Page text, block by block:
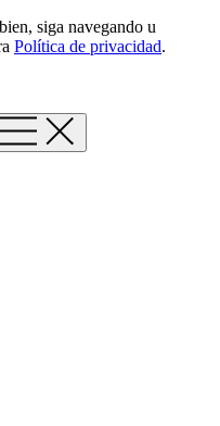
siga navegando u
Política de privacidad.